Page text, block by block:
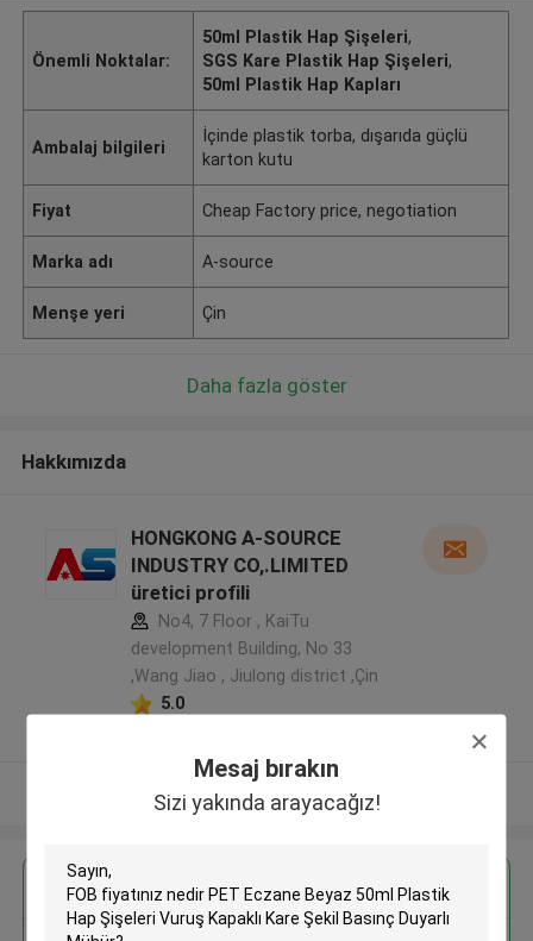
Mesaj bırakın
Sizi yakında arayacağız!
Önemli Noktalar:
50ml Plastik Hap Şişeleri,
SGS Kare Plastik Hap Şişeleri,
50ml Plastik Hap Kapları
Ambalaj bilgileri
İçinde plastik torba, dışarıda güçlü
karton kutu
Fiyat Cheap Factory price, negotiation
Marka adı A-source
Menşe yeri Çin
Daha fazla göster
Hakkımızda
HONGKONG A-SOURCE
INDUSTRY CO,.LIMITED
üretici profili
No4, 7 Floor , KaiTu
development Building, No 33
,Wang Jiao , Jiulong district ,Çin
5.0
Daha fazla göster
En İyi Fiyatı Alın